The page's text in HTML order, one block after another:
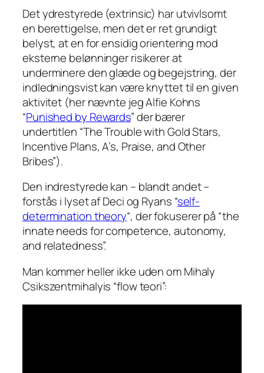
Det ydrestyrede (extrinsic) har utvivlsomt
en berettigelse, men det er ret grundigt
belyst, at en for ensidig orientering mod
eksterne belønninger risikerer at
underminere den glæde og begejstring, der
indledningsvist kan være knyttet til en given
aktivitet (her nævnte jeg Alfie Kohns
“Punished by Rewards” der bærer
undertitlen “The Trouble with Gold Stars,
Incentive Plans, A’s, Praise, and Other
Bribes”).
Den indrestyrede kan – blandt andet –
forstås i lyset af Deci og Ryans “self-
determination theory“, der fokuserer på “the
innate needs for competence, autonomy,
and relatedness”.
Man kommer heller ikke uden om Mihaly
Csikszentmihalyis “flow teori”: